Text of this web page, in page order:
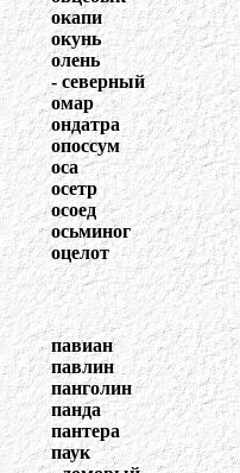
окапи
окунь
олень
- северный
омар
ондатра
опоссум
оса
осетр
осоед
осьминог
оцелот
павиан
павлин
панголин
панда
пантера
паук